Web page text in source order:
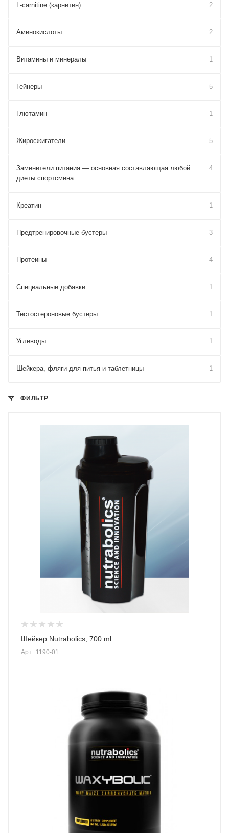
L-carnitine (карнитин) 2
Аминокислоты 2
Витамины и минералы 1
Гейнеры 5
Глютамин 1
Жиросжигатели 5
Заменители питания — основная составляющая любой
диеты спортсмена.
4
Креатин 1
Предтренировочные бустеры 3
Протеины 4
Специальные добавки 1
Тестостероновые бустеры 1
Углеводы 1
Шейкера, фляги для питья и таблетницы 1
ФИЛЬТР
Шейкер Nutrabolics, 700 ml
Арт.: 1190-01